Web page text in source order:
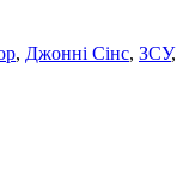
, Джонні Сінс, ЗСУ,